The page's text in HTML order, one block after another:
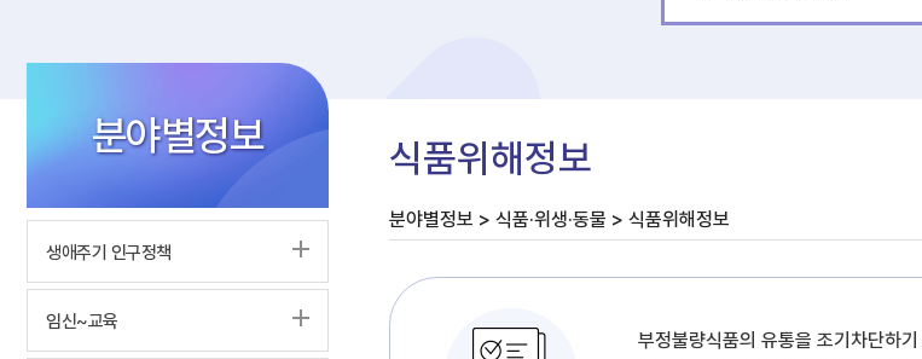
분야별정보
생애주기 인구정책
임신~교육
식품위해정보
분야별정보 > 식품·위생·동물 > 식품위해정보
부정불량식품의 유통을 조기차단하